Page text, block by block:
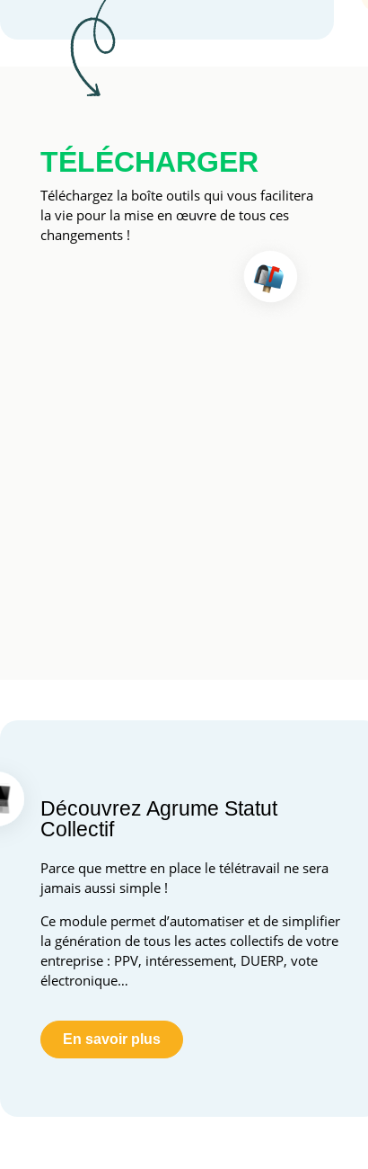
TÉLÉCHARGER
Téléchargez la boîte outils qui vous facilitera
la vie pour la mise en œuvre de tous ces
changements !
Découvrez Agrume Statut
Collectif
Parce que mettre en place le télétravail ne sera
jamais aussi simple !
Ce module permet d’automatiser et de simplifier
la génération de tous les actes collectifs de votre
entreprise : PPV, intéressement, DUERP, vote
électronique…
En savoir plus